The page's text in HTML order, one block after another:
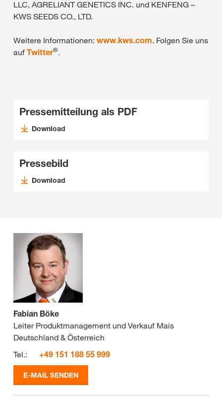
LLC, AGRELIANT GENETICS INC. und KENFENG –
KWS SEEDS CO., LTD.
Weitere Informationen: www.kws.com. Folgen Sie uns
auf Twitter®.
Pressemitteilung als PDF
Download
Pressebild
Download
Fabian Böke
Leiter Produktmanagement und Verkauf Mais
Deutschland & Österreich
Tel.:
+49 151 188 55 999
E-MAIL SENDEN